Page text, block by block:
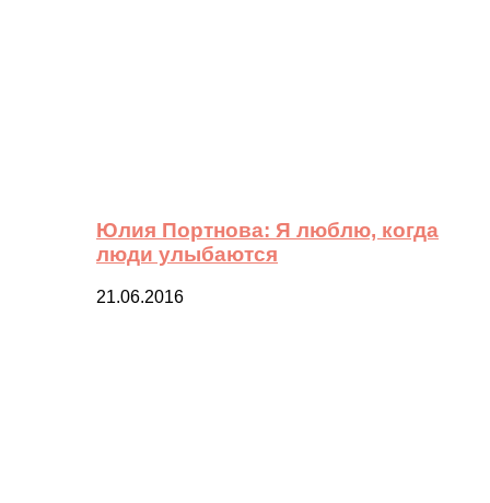
Юлия Портнова: Я люблю, когда
люди улыбаются
21.06.2016